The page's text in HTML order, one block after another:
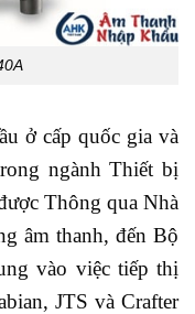
ở cấp quốc gia và
ngành Thiết bị
Thông qua Nhà
âm thanh, đến Bộ
vào việc tiếp thị
JTS và Crafter